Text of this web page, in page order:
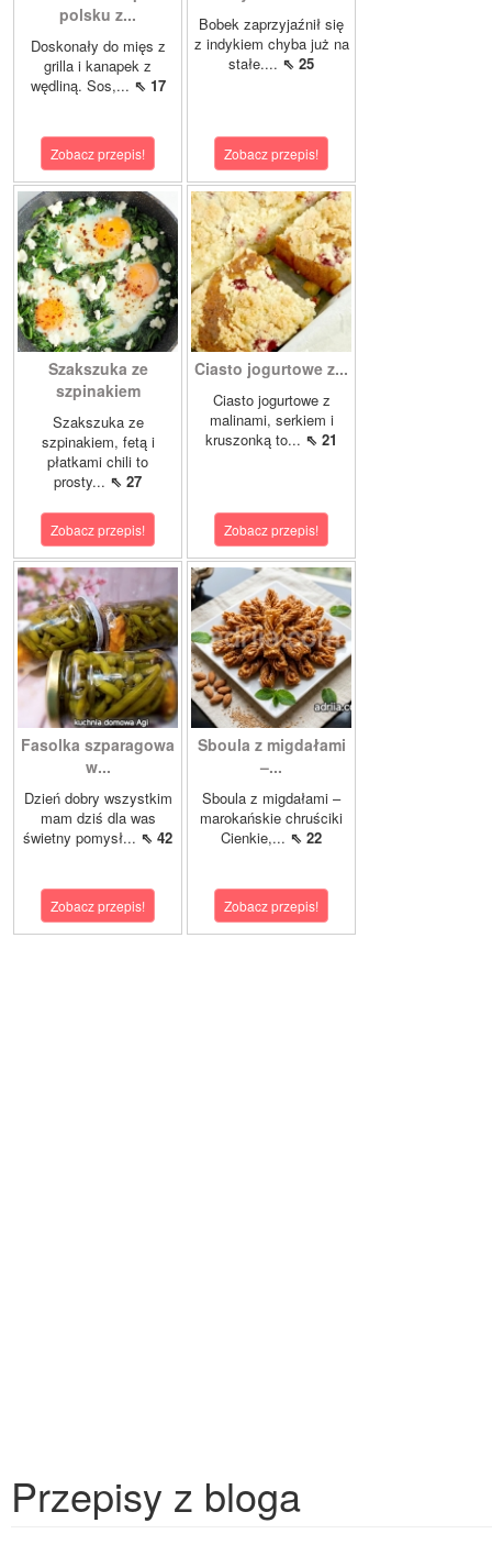
polsku z...
Doskonały do mięs z
grilla i kanapek z
wędliną. Sos,... ⇖ 17
Zobacz przepis!
Bobek zaprzyjaźnił się
z indykiem chyba już na
stałe.... ⇖ 25
Zobacz przepis!
Szakszuka ze
szpinakiem
Szakszuka ze
szpinakiem, fetą i
płatkami chili to
prosty... ⇖ 27
Zobacz przepis!
Ciasto jogurtowe z...
Ciasto jogurtowe z
malinami, serkiem i
kruszonką to... ⇖ 21
Zobacz przepis!
Fasolka szparagowa
w...
Dzień dobry wszystkim
mam dziś dla was
świetny pomysł... ⇖ 42
Zobacz przepis!
Sboula z migdałami
–...
Sboula z migdałami –
marokańskie chruściki
Cienkie,... ⇖ 22
Zobacz przepis!
Przepisy z bloga